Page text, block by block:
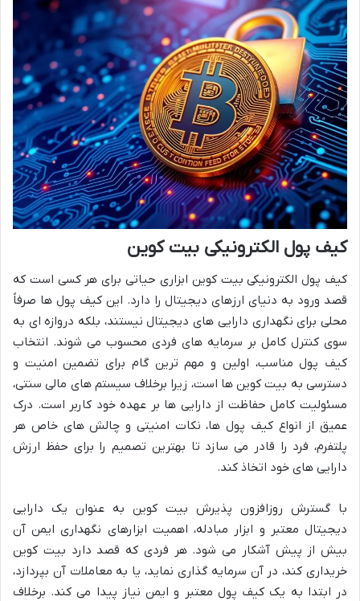
کیف پول الکترونیکی بیت کوین
کیف پول الکترونیکی بیت کوین ابزاری حیاتی برای هر کسی است که
قصد ورود به دنیای ارزهای دیجیتال را دارد. این کیف پول ها صرفاً
محلی برای نگهداری دارایی های دیجیتال نیستند، بلکه دروازه ای به
سوی کنترل کامل بر سرمایه های فردی محسوب می شوند. انتخاب
کیف پول مناسب، اولین و مهم ترین گام برای تضمین امنیت و
دسترسی به بیت کوین ها است، زیرا برخلاف سیستم های مالی سنتی،
مسئولیت کامل حفاظت از دارایی ها بر عهده خود کاربر است. درک
عمیق از انواع کیف پول ها، نکات امنیتی و چالش های خاص هر
پلتفرم، فرد را قادر می سازد تا بهترین تصمیم را برای حفظ ارزش
دارایی های خود اتخاذ کند.
با گسترش روزافزون پذیرش بیت کوین به عنوان یک دارایی
دیجیتال معتبر و ابزار مبادله، اهمیت ابزارهای نگهداری ایمن آن
بیش از پیش آشکار می شود. هر فردی که قصد دارد بیت کوین
خریداری کند، در آن سرمایه گذاری نماید، یا به معاملات آن بپردازد،
در ابتدا به یک کیف پول معتبر و ایمن نیاز پیدا می کند. برخلاف